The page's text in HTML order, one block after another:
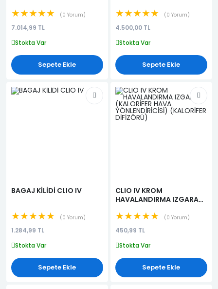
★★★★★ 0 Yorum
7.014,99 TL
Stokta Var
Sepete Ekle
★★★★★ 0 Yorum
4.500,00 TL
Stokta Var
Sepete Ekle
BAGAJ KİLİDİ CLIO IV
★★★★★ 0 Yorum
1.284,99 TL
Stokta Var
Sepete Ekle
CLIO IV KROM
HAVALANDIRMA IZGARASI
YÖNLENDİRİCİSİ)
(KALORİFER DİFİZÖRÜ)
★★★★★ 0 Yorum
450,99 TL
Stokta Var
Sepete Ekle